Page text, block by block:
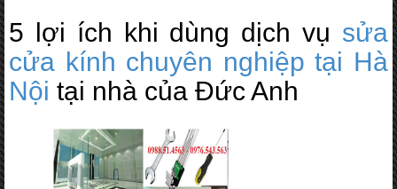
5 lợi ích khi dùng dịch vụ sửa
cửa kính chuyên nghiệp tại Hà
Nội tại nhà của Đức Anh